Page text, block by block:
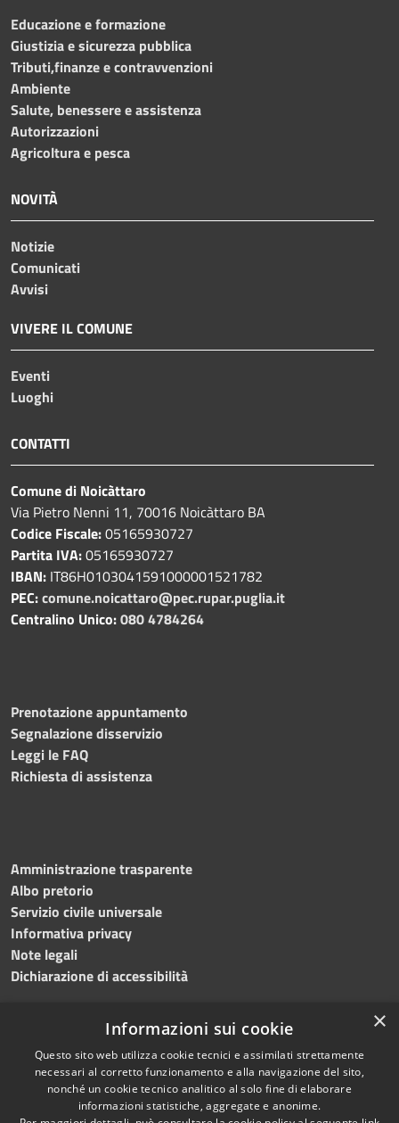
Educazione e formazione
Giustizia e sicurezza pubblica
Tributi,finanze e contravvenzioni
Ambiente
Salute, benessere e assistenza
Autorizzazioni
Agricoltura e pesca
NOVITÀ
Notizie
Comunicati
Avvisi
VIVERE IL COMUNE
Eventi
Luoghi
CONTATTI
Comune di Noicàttaro
Via Pietro Nenni 11, 70016 Noicàttaro BA
Codice Fiscale:05165930727
Partita IVA:05165930727
IBAN: IT86H0103041591000001521782
PEC:comune.noicattaro@pec.rupar.puglia.it
Centralino Unico:080 4784264
Prenotazione appuntamento
Segnalazione disservizio
Leggi le FAQ
Richiesta di assistenza
Amministrazione trasparente
Albo pretorio
Servizio civile universale
Informativa privacy
Note legali
Dichiarazione di accessibilità
RSS
Accessibilità
Copyright © 2023 •
Comune di Noicàttaro
Powered byMunicipium
×
Informazioni sui cookie
Questo sito web utilizza cookie tecnici e assimilati strettamente
necessari al corretto funzionamento e alla navigazione del sito,
nonché un cookie tecnico analitico al solo fine di elaborare
informazioni statistiche, aggregate e anonime.